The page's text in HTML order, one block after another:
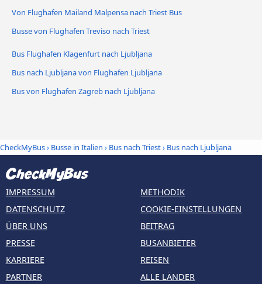
Von Flughafen Mailand Malpensa nach Triest Bus
Busse von Flughafen Treviso nach Triest
Bus Flughafen Klagenfurt nach Ljubljana
Bus nach Ljubljana von Flughafen Ljubljana
Bus von Flughafen Zagreb nach Ljubljana
CheckMyBus› Busse in Italien › Bus nach Triest› Bus nach Ljubljana
IMPRESSUM
DATENSCHUTZ
ÜBER UNS
PRESSE
KARRIERE
PARTNER
METHODIK
COOKIE-EINSTELLUNGEN
BEITRAG
BUSANBIETER
REISEN
ALLE LÄNDER